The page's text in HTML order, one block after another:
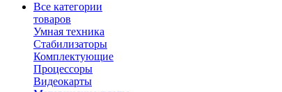
Все категории
товаров
Умная техника
Стабилизаторы
Комплектующие
Процессоры
Видеокарты